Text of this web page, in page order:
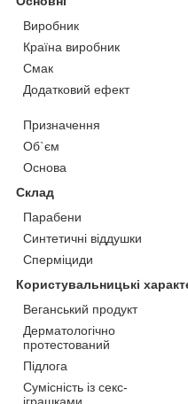
Виробник
Країна виробник
Смак
Додатковий ефект
Призначення
Об`єм
Основа
Склад
Парабени
Синтетичні віддушки
Сперміциди
Користувальницькі
Веганський продукт
Дерматологічно
протестований
Підлога
Сумісність із секс-
іграшками